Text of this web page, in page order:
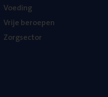
Voe­ding
Vrije beroe­pen
Zorg­sec­tor